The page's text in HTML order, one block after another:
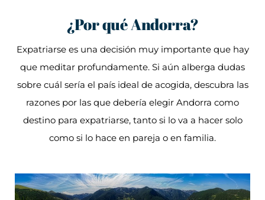
¿Por qué Andorra?
Expatriarse es una decisión muy importante que hay
que meditar profundamente. Si aún alberga dudas
sobre cuál sería el país ideal de acogida, descubra las
razones por las que debería elegir Andorra como
destino para expatriarse, tanto si lo va a hacer solo
como si lo hace en pareja o en familia.